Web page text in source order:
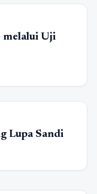
melalui Uji
Lupa Sandi